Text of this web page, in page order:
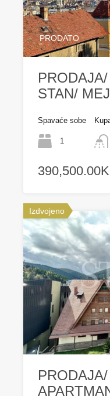
PRODATO
STAN/
Spavaće sobe
1
Izdvojeno